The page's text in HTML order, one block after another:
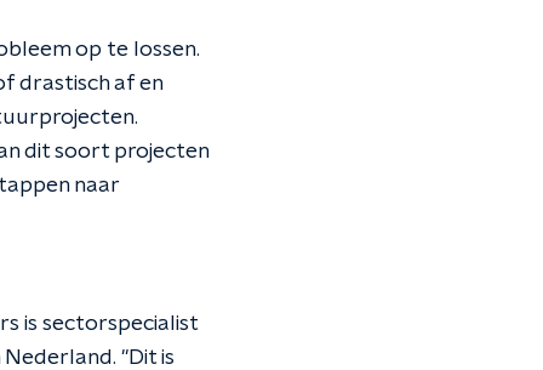
op te lossen.
drastisch af en
dit soort projecten
naar
is sectorspecialist
"Dit is